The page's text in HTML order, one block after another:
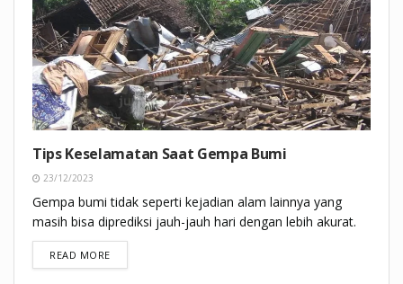
Tips Keselamatan Saat Gempa Bumi
23/12/2023
Gempa bumi tidak seperti kejadian alam lainnya yang
masih bisa diprediksi jauh-jauh hari dengan lebih akurat.
READ MOREDETAILS